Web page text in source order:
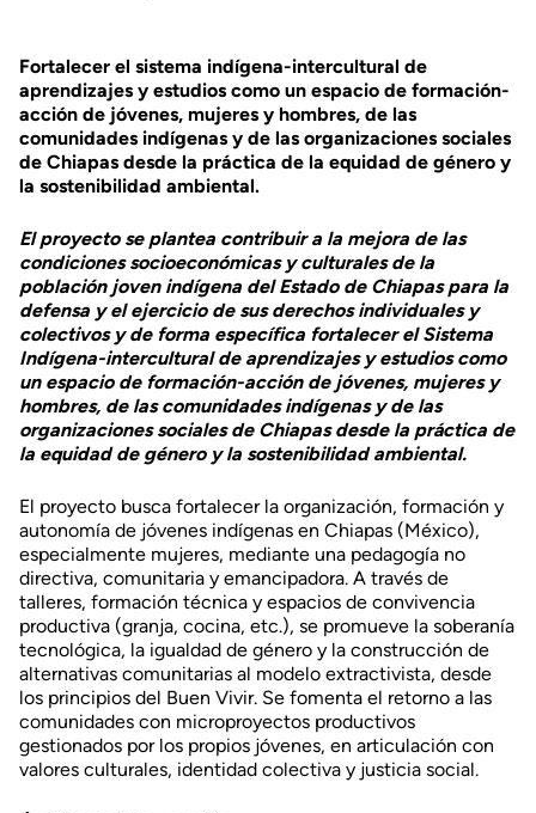
Fortalecer el sistema indígena-intercultural de
aprendizajes y estudios como un espacio de formación-
acción de jóvenes, mujeres y hombres, de las
comunidades indígenas y de las organizaciones sociales
de Chiapas desde la práctica de la equidad de género y
la sostenibilidad ambiental.
El proyecto se plantea contribuir a la mejora de las
condiciones socioeconómicas y culturales de la
población joven indígena del Estado de Chiapas para la
defensa y el ejercicio de sus derechos individuales y
colectivos y de forma específica fortalecer el Sistema
Indígena-intercultural de aprendizajes y estudios como
un espacio de formación-acción de jóvenes, mujeres y
hombres, de las comunidades indígenas y de las
organizaciones sociales de Chiapas desde la práctica de
la equidad de género y la sostenibilidad ambiental.
El proyecto busca fortalecer la organización, formación y
autonomía de jóvenes indígenas en Chiapas (México),
especialmente mujeres, mediante una pedagogía no
directiva, comunitaria y emancipadora. A través de
talleres, formación técnica y espacios de convivencia
productiva (granja, cocina, etc.), se promueve la soberanía
tecnológica, la igualdad de género y la construcción de
alternativas comunitarias al modelo extractivista, desde
los principios del Buen Vivir. Se fomenta el retorno a las
comunidades con microproyectos productivos
gestionados por los propios jóvenes, en articulación con
valores culturales, identidad colectiva y justicia social.